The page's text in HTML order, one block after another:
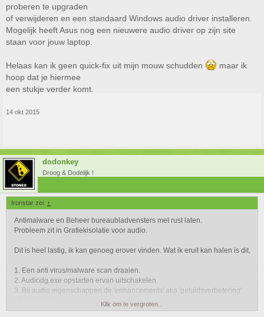
proberen te upgraden
of verwijderen en een standaard Windows audio driver installeren.
Mogelijk heeft Asus nog een nieuwere audio driver op zijn site
staan voor jouw laptop.
Helaas kan ik geen quick-fix uit mijn mouw schudden
maar ik
hoop dat je hiermee
een stukje verder komt.
14 okt 2015
dodonkey
Droog & Dodelijk !
Ironstar zei: ↑
Antimalware en Beheer bureaubladvensters met rust laten.
Probleem zit in Grafiekisolatie voor audio.
Dit is heel lastig, ik kan genoeg erover vinden. Wat ik eruit kan halen is dit,
1. Een anti virus/malware scan draaien.
2. Audiodg.exe opstarten ervan uitschakelen.
3. Bij audio eigenschappen de 'enhancements' aka 'geluidsverbetering'
4. Punt 3 valt blijkbaar af als je Windows 10 draait
Klik om te vergroten...